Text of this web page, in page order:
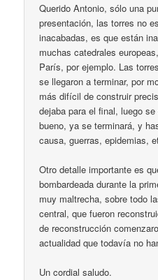
Querido Antonio, sólo una
presentación, las torres no
inacabadas, es que están
muchas catedrales
París, por ejemplo. Las
se llegaron a terminar, por
más difícil de construir
dejaba para el final, luego
bueno, ya se terminará, y
causa, guerras, epidemias,
Otro detalle importante es
bombardeada durante la
muy maltrecha, sobre todo
central, que fueron
de reconstrucción
actualidad que todavía no
Un cordial saludo.